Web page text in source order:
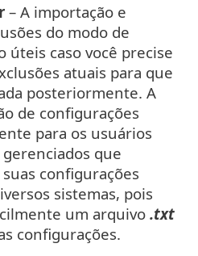
– A importação e
do modo de
úteis caso você precise
atuais para que
posteriormente. A
de configurações
para os usuários
que
configurações
sistemas, pois
um arquivo.txt
configurações.